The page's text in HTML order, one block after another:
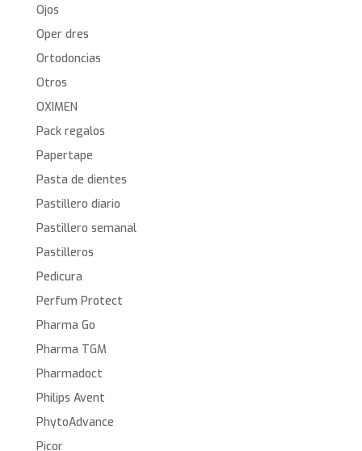
Ojos
Oper dres
Ortodoncias
Otros
OXIMEN
Pack regalos
Papertape
Pasta de dientes
Pastillero diario
Pastillero semanal
Pastilleros
Pedicura
Perfum Protect
Pharma Go
Pharma TGM
Pharmadoct
Philips Avent
PhytoAdvance
Picor